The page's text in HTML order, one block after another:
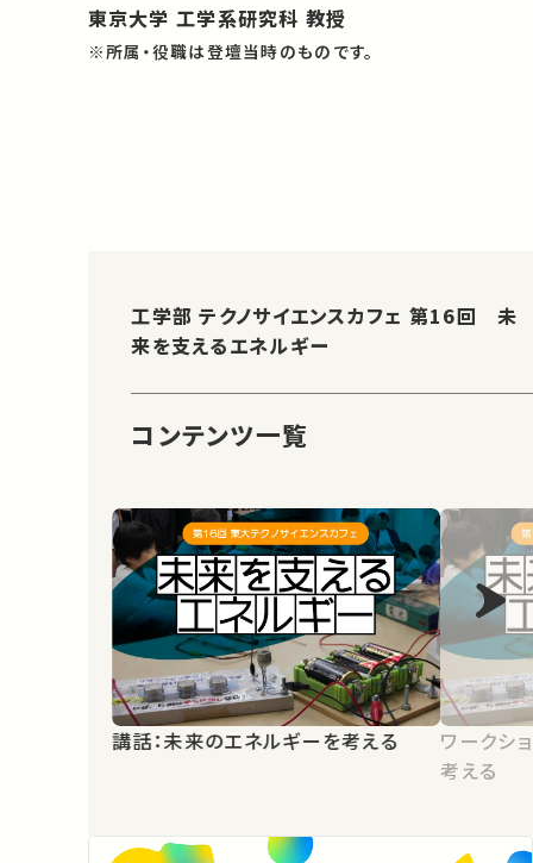
東京大学 工学系研究科 教授
※所属・役職は登壇当時のものです。
工学部 テクノサイエンスカフェ 第16回 未
来を支えるエネルギー
コンテンツ一覧
講話：未来のエネルギーを考える
ワークシ
考える